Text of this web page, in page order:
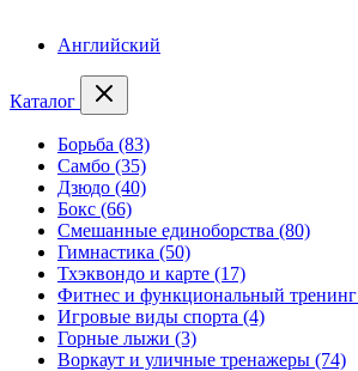
Английский
Каталог
Борьба (83)
Самбо (35)
Дзюдо (40)
Бокс (66)
Смешанные единоборства (80)
Гимнастика (50)
Тхэквондо и карте (17)
Фитнес и функциональный тренинг
Игровые виды спорта (4)
Горные лыжи (3)
Воркаут и уличные тренажеры (74)